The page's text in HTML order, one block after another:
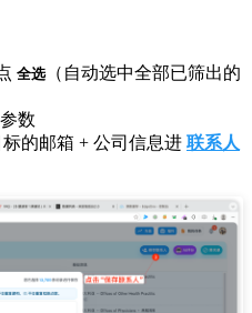
全选（自动选中全部已筛出的
数
的邮箱 + 公司信息进 联系人